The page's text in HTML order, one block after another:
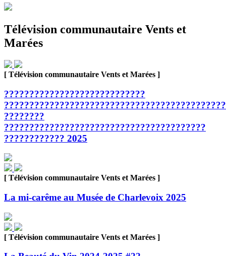
Télévision communautaire Vents et
Marées
[ Télévision communautaire Vents et Marées ]
????????????????????????????
????????
????????????????????????????????????????
???????????? 2025
[ Télévision communautaire Vents et Marées ]
La mi-carême au Musée de Charlevoix 2025
[ Télévision communautaire Vents et Marées ]